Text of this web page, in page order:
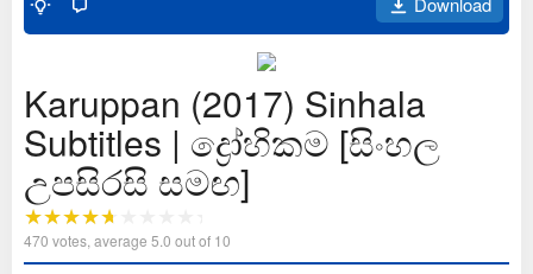
Karuppan (2017) Sinhala
Subtitles | ද්‍රෝහිකම [සිංහල
උපසිරසි සමඟ]
470 votes, average 5.0 out of 10